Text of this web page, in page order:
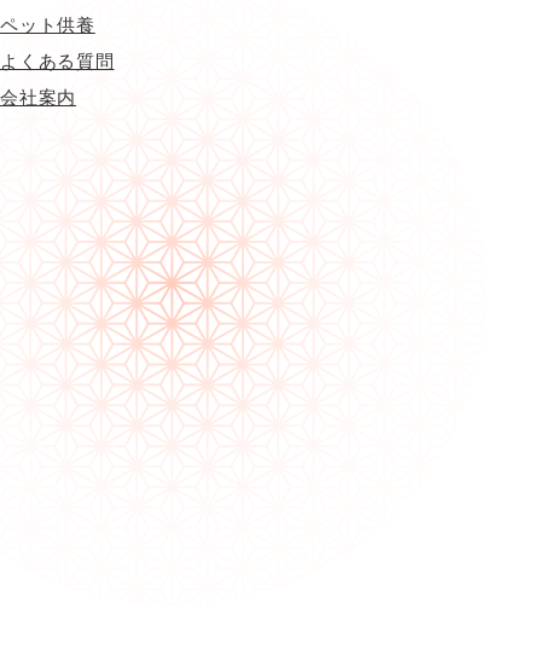
ペット供養
よくある質問
会社案内